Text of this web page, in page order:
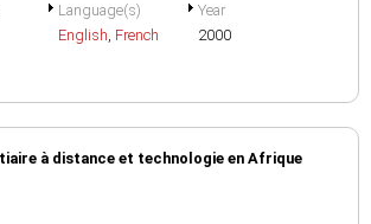
Language(s)
English, French
Year
2000
à distance et technologie en Afrique